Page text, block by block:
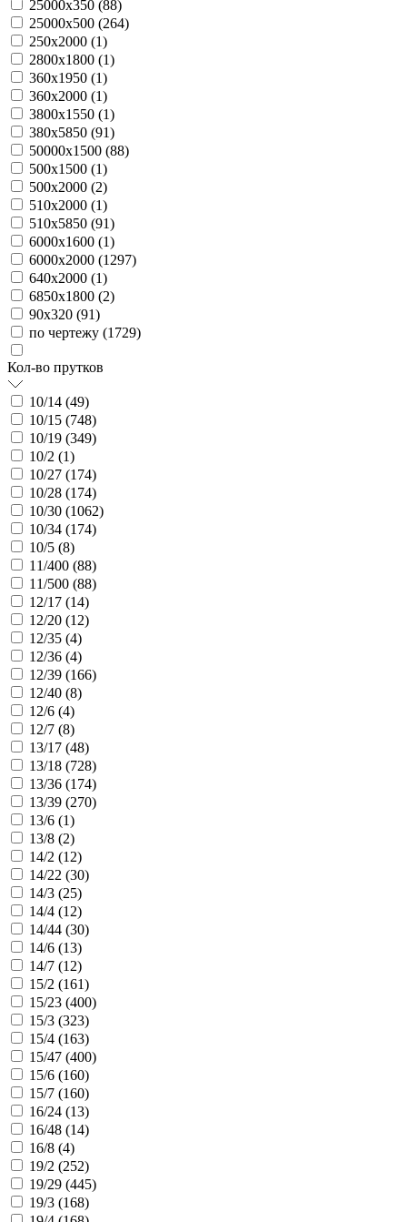
25000х350 (88)
25000х500 (264)
250х2000 (1)
2800х1800 (1)
360х1950 (1)
360х2000 (1)
3800х1550 (1)
380х5850 (91)
50000х1500 (88)
500х1500 (1)
500х2000 (2)
510х2000 (1)
510х5850 (91)
6000х1600 (1)
6000х2000 (1297)
640х2000 (1)
6850х1800 (2)
90х320 (91)
по чертежу (1729)
Кол-во прутков
10/14 (49)
10/15 (748)
10/19 (349)
10/2 (1)
10/27 (174)
10/28 (174)
10/30 (1062)
10/34 (174)
10/5 (8)
11/400 (88)
11/500 (88)
12/17 (14)
12/20 (12)
12/35 (4)
12/36 (4)
12/39 (166)
12/40 (8)
12/6 (4)
12/7 (8)
13/17 (48)
13/18 (728)
13/36 (174)
13/39 (270)
13/6 (1)
13/8 (2)
14/2 (12)
14/22 (30)
14/3 (25)
14/4 (12)
14/44 (30)
14/6 (13)
14/7 (12)
15/2 (161)
15/23 (400)
15/3 (323)
15/4 (163)
15/47 (400)
15/6 (160)
15/7 (160)
16/24 (13)
16/48 (14)
16/8 (4)
19/2 (252)
19/29 (445)
19/3 (168)